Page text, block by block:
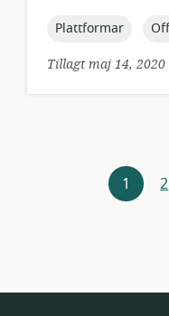
topic:
Plattformar
Tillagt maj 14, 2020
1 2